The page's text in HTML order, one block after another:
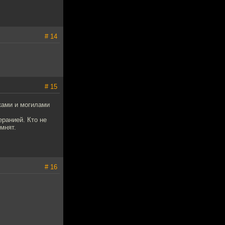
# 14
# 15
и могилами
Кто не
# 16